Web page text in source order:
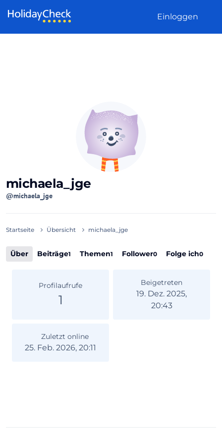
Einloggen
michaela_jge
@michaela_jge
Startseite Übersicht michaela_jge
Über Beiträge1 Themen1 Follower0 Folge ich0
Profilaufrufe
1
Beigetreten
19. Dez. 2025,
20:43
Zuletzt online
25. Feb. 2026, 20:11